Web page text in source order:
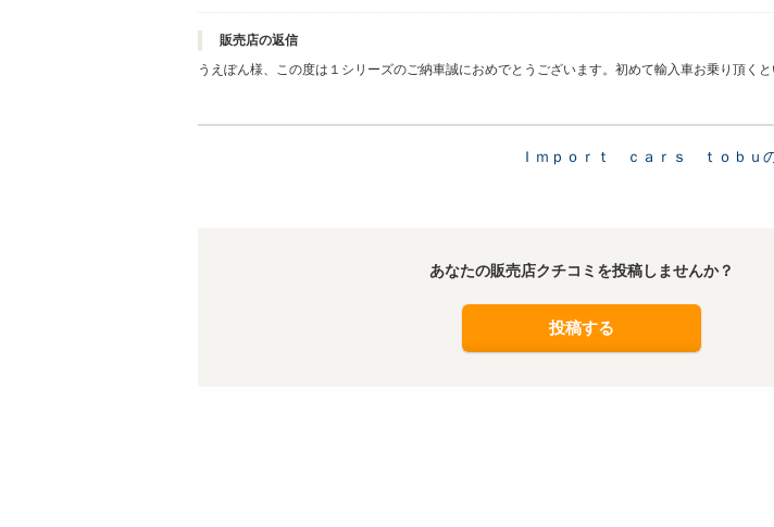
販売店の返信
うえぽん様、この度は１シリーズのご納車誠におめでとうございます。初めて輸入車お乗り頂く
Ｉｍｐｏｒｔ ｃａｒｓ ｔｏｂｕ
あなたの販売店クチコミを投稿しませんか？
投稿する